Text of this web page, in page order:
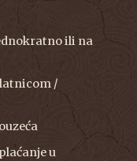
ili na
/
u